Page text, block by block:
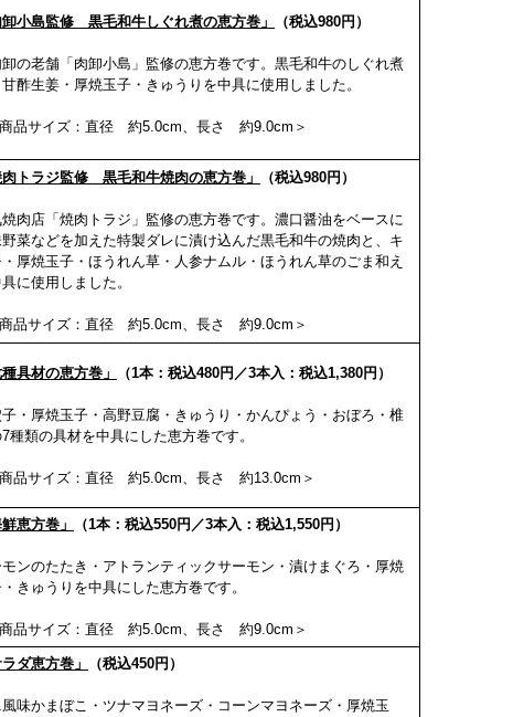
卸小島監修 黒毛和牛しぐれ煮の恵方巻」 （税込980円）
の老舗「肉卸小島」監修の恵方巻です。黒毛和牛のしぐれ煮
甘酢生姜・厚焼玉子・きゅうりを中具に使用しました。
商品サイズ：直径 約5.0cm、長さ 約9.0cm＞
肉トラジ監修 黒毛和牛焼肉の恵方巻」 （税込980円）
焼肉店「焼肉トラジ」監修の恵方巻です。濃口醤油をベースに
菜などを加えた特製ダレに漬け込んだ黒毛和牛の焼肉と、キ
厚焼玉子・ほうれん草・人参ナムル・ほうれん草のごま和え
に使用しました。
商品サイズ：直径 約5.0cm、長さ 約9.0cm＞
種具材の恵方巻」 （1本：税込480円／3本入：税込1,380円）
・厚焼玉子・高野豆腐・きゅうり・かんぴょう・おぼろ・椎
種類の具材を中具にした恵方巻です。
商品サイズ：直径 約5.0cm、長さ 約13.0cm＞
鮮恵方巻」 （1本：税込550円／3本入：税込1,550円）
ンのたたき・アトランティックサーモン・漬けまぐろ・厚焼
きゅうりを中具にした恵方巻です。
商品サイズ：直径 約5.0cm、長さ 約9.0cm＞
ラダ恵方巻」 （税込450円）
風味かまぼこ・ツナマヨネーズ・コーンマヨネーズ・厚焼玉